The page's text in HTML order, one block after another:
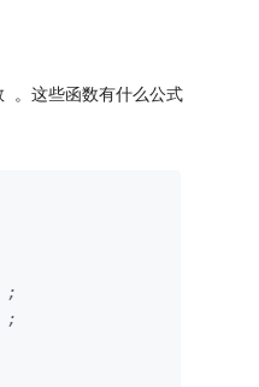
。这些函数有什么公式
;
;